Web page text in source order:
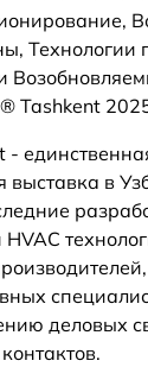
Технологии
Tashkent
в
деловых